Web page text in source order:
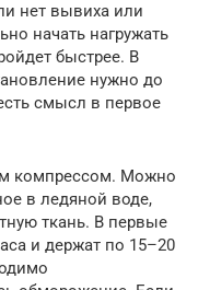
нет вывиха или
начать нагружать
быстрее. В
нужно до
смысл в первое
компрессом. Можно
в ледяной воде,
ткань. В первые
и держат по 15–20